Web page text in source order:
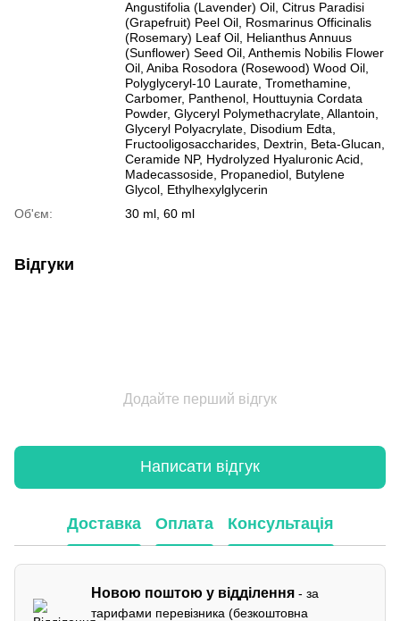
Angustifolia (Lavender) Oil, Citrus Paradisi
(Grapefruit) Peel Oil, Rosmarinus Officinalis
(Rosemary) Leaf Oil, Helianthus Annuus
(Sunflower) Seed Oil, Anthemis Nobilis Flower
Oil, Aniba Rosodora (Rosewood) Wood Oil,
Polyglyceryl-10 Laurate, Tromethamine,
Carbomer, Panthenol, Houttuynia Cordata
Powder, Glyceryl Polymethacrylate, Allantoin,
Glyceryl Polyacrylate, Disodium Edta,
Fructooligosaccharides, Dextrin, Beta-Glucan,
Ceramide NP, Hydrolyzed Hyaluronic Acid,
Madecassoside, Propanediol, Butylene
Glycol, Ethylhexylglycerin
Об'єм:
30 ml, 60 ml
Відгуки
Додайте перший відгук
Написати відгук
Доставка Оплата Консультація
Новою поштою у відділення - за
тарифами перевізника (безкоштовна